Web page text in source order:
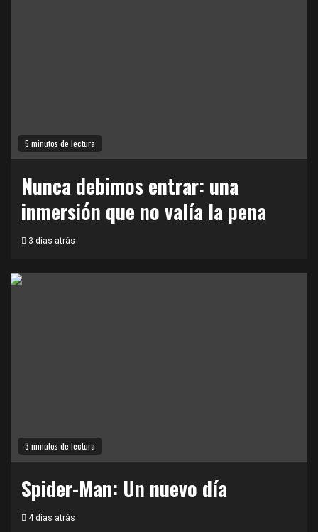
5 minutos de lectura
Nunca debimos entrar: una
inmersión que no valía la pena
3 días atrás
3 minutos de lectura
Spider-Man: Un nuevo día
4 días atrás